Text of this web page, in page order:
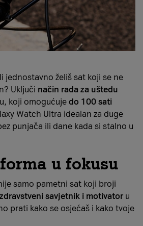
jednostavno želiš sat koji se ne
Uključi način rada za uštedu
koji omogućuje do 100 sati
Watch Ultra idealan za duge
punjača ili dane kada si stalno u
u fokusu
samo pametni sat koji broji
zdravstveni savjetnik i motivator u
prati kako se osjećaš i kako tvoje